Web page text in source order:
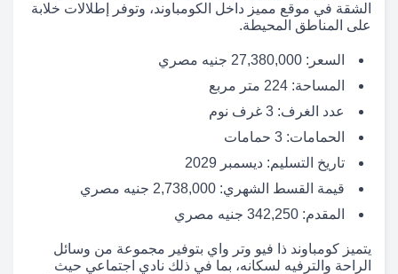
الشقة في موقع مميز داخل الكومباوند، وتوفر إطلالات خلابة
على المناطق المحيطة.
السعر: 27,380,000 جنيه مصري
المساحة: 224 متر مربع
عدد الغرف: 3 غرف نوم
الحمامات: 3 حمامات
تاريخ التسليم: ديسمبر 2029
قيمة القسط الشهري: 2,738,000 جنيه مصري
المقدم: 342,250 جنيه مصري
يتميز كومباوند ذا فيو وتر واي بتوفير مجموعة من وسائل
الراحة والترفيه لسكانه، بما في ذلك نادي اجتماعي حيث